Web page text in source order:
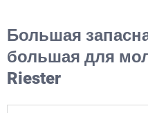
Большая
большая для
Riester